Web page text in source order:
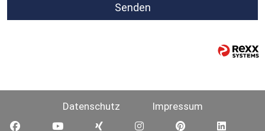
Senden
Datenschutz Impressum